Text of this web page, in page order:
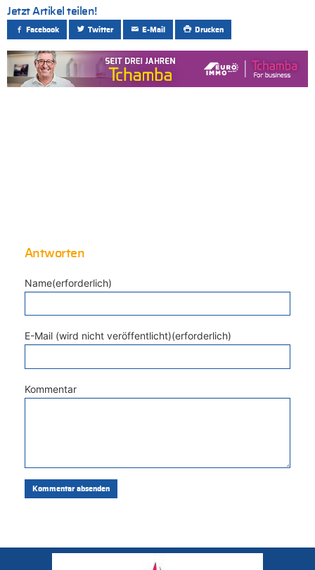
Jetzt Artikel teilen!
Facebook Twitter E-Mail Drucken
Antworten
Name(erforderlich)
E-Mail (wird nicht veröffentlicht)(erforderlich)
Kommentar